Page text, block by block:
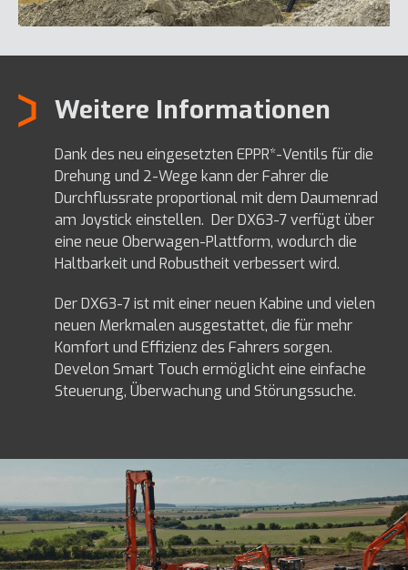
Weitere Informationen
Dank des neu eingesetzten EPPR*-Ventils für die
Drehung und 2-Wege kann der Fahrer die
Durchflussrate proportional mit dem Daumenrad
am Joystick einstellen. Der DX63-7 verfügt über
eine neue Oberwagen-Plattform, wodurch die
Haltbarkeit und Robustheit verbessert wird.
Der DX63-7 ist mit einer neuen Kabine und vielen
neuen Merkmalen ausgestattet, die für mehr
Komfort und Effizienz des Fahrers sorgen.
Develon Smart Touch ermöglicht eine einfache
Steuerung, Überwachung und Störungssuche.